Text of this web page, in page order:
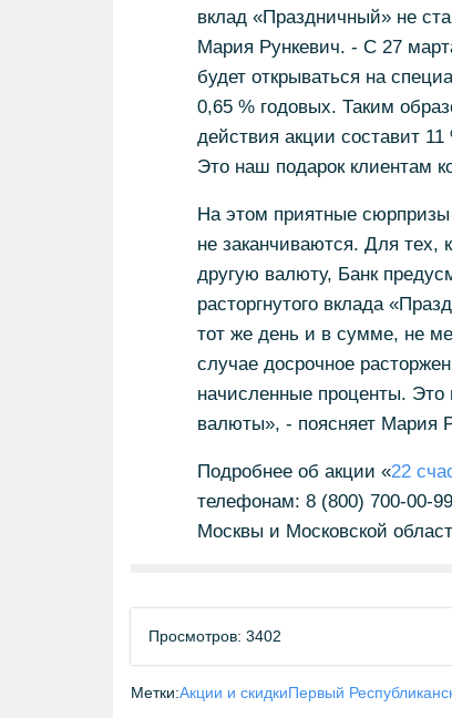
вклад «Праздничный» не
Мария Рункевич. - С 27
будет открываться на
0,65 % годовых. Таким
действия акции составит
Это наш подарок клиентам
На этом приятные
не заканчиваются. Для тех,
другую валюту, Банк
расторгнутого вклада
тот же день и в сумме, не
случае досрочное
начисленные проценты. Это
валюты», - поясняет Мария
Подробнее об акции «22
телефонам: 8 (800) 700-00-
Москвы и Московской
Просмотров: 3402
Метки:Акции и скидкиПервый